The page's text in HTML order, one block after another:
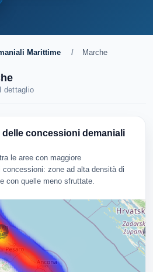
Marittime / Marche
dettaglio
delle concessioni demaniali
le aree con maggiore
concessioni: zone ad alta densità di
con quelle meno sfruttate.